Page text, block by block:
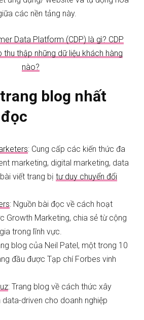
các nền tảng này.
Data Platform (CDP) là gì? CDP
thu thập những dữ liệu khách hàng
nào?
blog nhất
: Cung cấp các kiến thức đa
marketing, digital marketing, data
viết trang bị tư duy chuyển đổi
: Nguồn bài đọc về cách hoạt
Growth Marketing, chia sẻ từ cộng
trong lĩnh vực.
blog của Neil Patel, một trong 10
đầu được Tạp chí Forbes vinh
: Trang blog về cách thức xây
data-driven cho doanh nghiệp